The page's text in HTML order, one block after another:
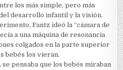
los más simple, pero más
desarrollo infantil y la visión.
Fantz ideó la “cámara de
a una máquina de resonancia
colgados en la parte superior
bebés los vieran.
pensaba que los bebés miraban